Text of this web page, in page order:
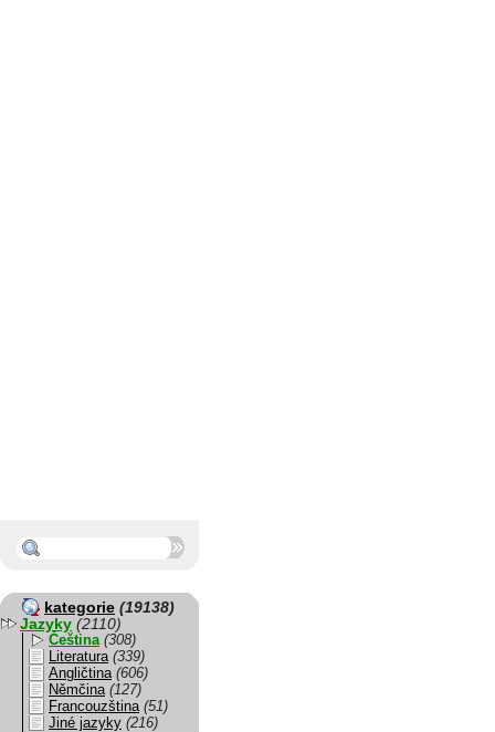
kategorie (19138)
Jazyky (2110)
Čeština (308)
Literatura (339)
Angličtina (606)
Němčina (127)
Francouzština (51)
Jiné jazyky (216)